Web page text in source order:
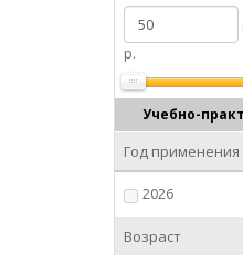
р.
Учебно-
Год применения
2026
Возраст